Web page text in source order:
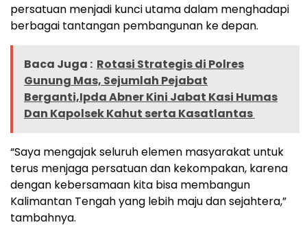
persatuan menjadi kunci utama dalam menghadapi
berbagai tantangan pembangunan ke depan.
Baca Juga : Rotasi Strategis di Polres
Gunung Mas, Sejumlah Pejabat
Berganti,Ipda Abner Kini Jabat Kasi Humas
Dan Kapolsek Kahut serta Kasatlantas
“Saya mengajak seluruh elemen masyarakat untuk
terus menjaga persatuan dan kekompakan, karena
dengan kebersamaan kita bisa membangun
Kalimantan Tengah yang lebih maju dan sejahtera,”
tambahnya.